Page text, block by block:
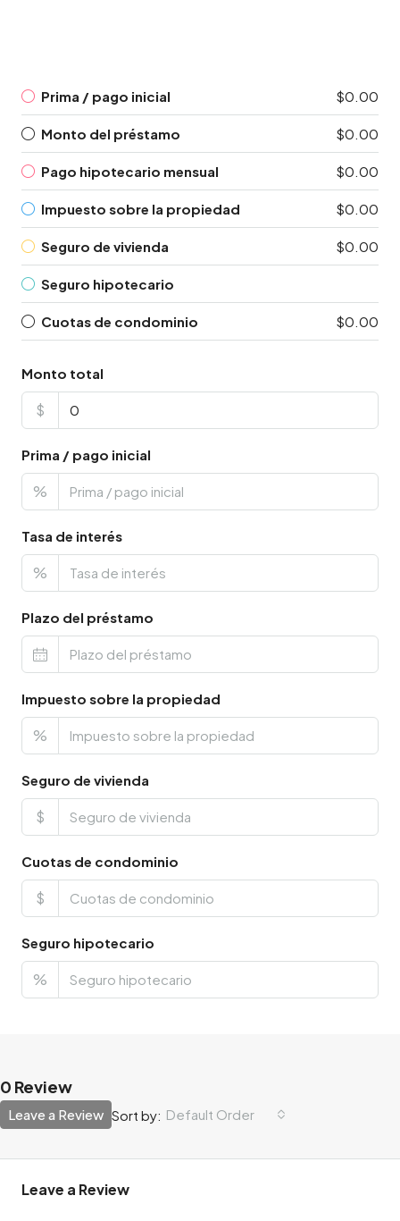
Prima / pago inicial $0.00
Monto del préstamo $0.00
Pago hipotecario mensual $0.00
Impuesto sobre la propiedad $0.00
Seguro de vivienda $0.00
Seguro hipotecario
Cuotas de condominio $0.00
Monto total
$
Prima / pago inicial
%
Tasa de interés
%
Plazo del préstamo
Impuesto sobre la propiedad
%
Seguro de vivienda
$
Cuotas de condominio
$
Seguro hipotecario
%
0 Review
Sort by: Default Order
Leave a Review
Leave a Review